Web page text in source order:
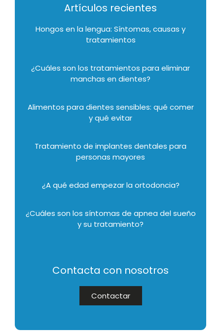
Artículos recientes
Hongos en la lengua: Síntomas, causas y
tratamientos
¿Cuáles son los tratamientos para eliminar
manchas en dientes?
Alimentos para dientes sensibles: qué comer
y qué evitar
Tratamiento de implantes dentales para
personas mayores
¿A qué edad empezar la ortodoncia?
¿Cuáles son los síntomas de apnea del sueño
y su tratamiento?
Contacta con nosotros
Contactar